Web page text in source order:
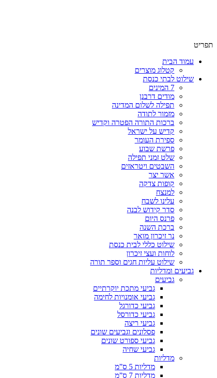
תפריט
עמוד הבית
קטלוג מוצרים
שילוט לבתי כנסת
7 המינים
מודים דרבנן
תפילה לשלום המדינה
מזמור לתודה
ברכות התורה הפטרה וקדיש
קדיש על ישראל
ספירת העומר
פרשת שבוע
שלט זמני תפילה
השבטים ויטראזים
אשר יצר
קופות צדקה
למנצח
עלינו לשבח
סדר קידוש לבנה
פרנס היום
ברכת השנה
נר זיכרון מואר
שילוט כללי לבית כנסת
לוחות ועצי זיכרון
שילוט עליות חגים וספר תורה
גביעים ומדליות
גביעים
גביעי מתכת יוקרתיים
גביעי אומנויות לחימה
גביעי כדורגל
גביעי כדורסל
גביעי ריצה
פסלונים וגביעים שונים
גביעי ספורט שונים
גביעי שחיה
מדליות
מדליות 5 ס”מ
מדליות 7 ס”מ